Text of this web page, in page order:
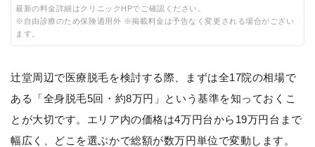
最新の料金詳細はクリニックHPでご確認ください。
※自由診療のため保険適用外 ※掲載料金は予告なく変更される場合がござい
ます。
辻堂周辺で医療脱毛を検討する際、まずは全17院の相場で
ある「全身脱毛5回・約8万円」という基準を知っておくこ
とが大切です。エリア内の価格は4万円台から19万円台まで
幅広く、どこを選ぶかで総額が数万円単位で変動します。